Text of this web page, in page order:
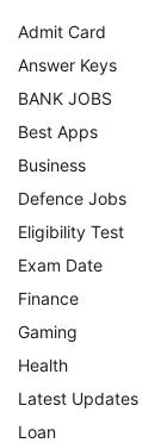
Admit Card
Answer Keys
BANK JOBS
Best Apps
Business
Defence Jobs
Eligibility Test
Exam Date
Finance
Gaming
Health
Latest Updates
Loan